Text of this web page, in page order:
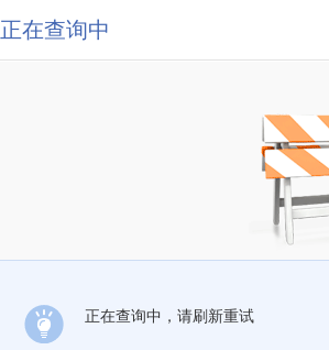
正在查询中
正在查询中，请刷新重试